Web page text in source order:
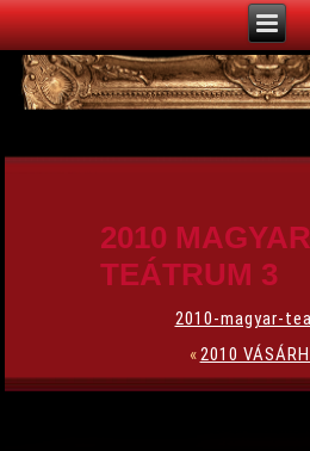
2010 MAGYAR
TEÁTRUM 3
2010-magyar-
«2010